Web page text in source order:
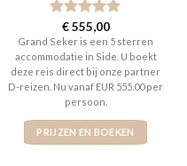
Gewaardeerd
5uit 5
€555,00
Grand Seker is een 5 sterren
accommodatie in Side. U boekt
deze reis direct bij onze partner
D-reizen. Nu vanaf EUR 555.00 per
persoon.
PRIJZEN EN BOEKEN